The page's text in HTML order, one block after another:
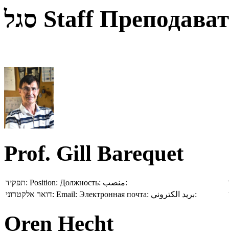
סגל Staff
Prof. Gill Barequet
תפקיד: Position: Должность: منصب:
דואר אלקטרוני: Email: Электронная почта: بريد الكتروني:
Oren Hecht